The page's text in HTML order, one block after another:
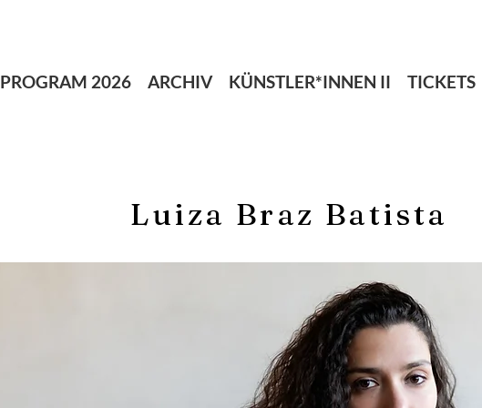
PROGRAM 2026 ARCHIV KÜNSTLER*INNEN II TICKETS
Luiza Braz Batista